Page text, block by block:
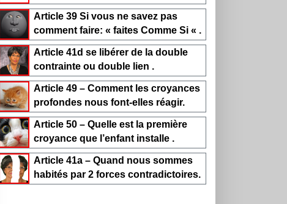
Article 39 Si vous ne savez pas
comment faire: « faites Comme Si « .
Article 41d se libérer de la double
contrainte ou double lien .
Article 49 – Comment les croyances
profondes nous font-elles réagir.
Article 50 – Quelle est la première
croyance que l’enfant installe .
Article 41a – Quand nous sommes
habités par 2 forces contradictoires.